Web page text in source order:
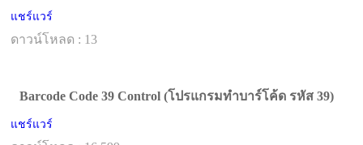
แชร์แวร์
ดาวน์โหลด : 13
Barcode Code 39 Control (โปรแกรมทำบาร์โค้ด รหัส 39)
แชร์แวร์